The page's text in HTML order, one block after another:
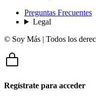
Preguntas Frecuentes
Legal
© Soy Más | Todos los
Regístrate para acceder